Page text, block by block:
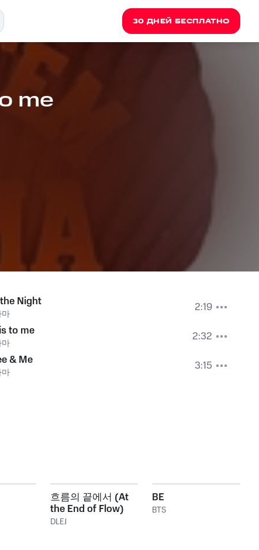
30 ДНЕЙ БЕСПЛАТНО
me
Night
2:19
to me
2:32
& Me
3:15
흐름의 끝에서 (At
the End of Flow)
DLEJ
BE
BTS